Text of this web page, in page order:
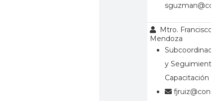
Mtro. Francisco
Mendoza
Subcoordinador
y Seguimiento
Capacitación en